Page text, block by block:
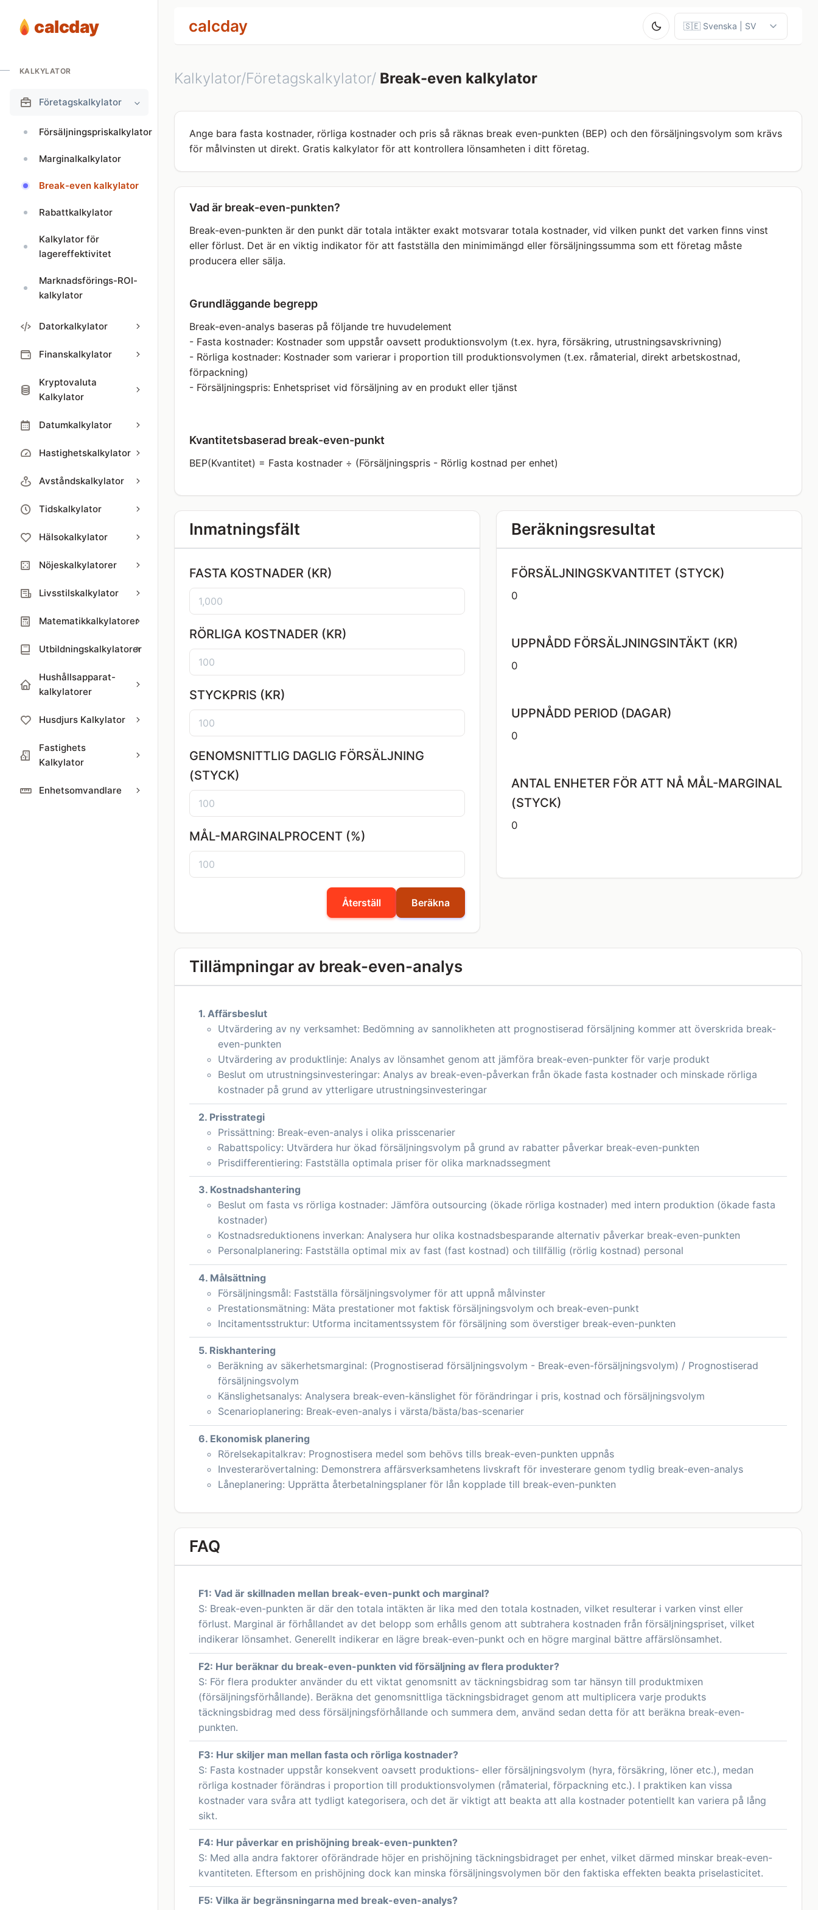
calcday
KALKYLATOR
Företagskalkylator
Försäljningspriskalkylator
Marginalkalkylator
Break-even kalkylator
Rabattkalkylator
Kalkylator för
lagereffektivitet
Marknadsförings-ROI-
kalkylator
Datorkalkylator
Finanskalkylator
Kryptovaluta
Kalkylator
Datumkalkylator
Hastighetskalkylator
Avståndskalkylator
Tidskalkylator
Hälsokalkylator
Nöjeskalkylatorer
Livsstilskalkylator
Matematikkalkylatorer
Utbildningskalkylatorer
Hushållsapparat-
kalkylatorer
Husdjurs Kalkylator
Fastighets
Kalkylator
Enhetsomvandlare
calcday
Kalkylator/Företagskalkylator/ Break-even kalkylator
Ange bara fasta kostnader, rörliga kostnader och pris så räknas break even-punkten (BEP) och den försäljningsvolym som krävs
för målvinsten ut direkt. Gratis kalkylator för att kontrollera lönsamheten i ditt företag.
Vad är break-even-punkten?
Break-even-punkten är den punkt där totala intäkter exakt motsvarar totala kostnader, vid vilken punkt det varken finns vinst
eller förlust. Det är en viktig indikator för att fastställa den minimimängd eller försäljningssumma som ett företag måste
producera eller sälja.
Grundläggande begrepp
Break-even-analys baseras på följande tre huvudelement
- Fasta kostnader: Kostnader som uppstår oavsett produktionsvolym (t.ex. hyra, försäkring, utrustningsavskrivning)
- Rörliga kostnader: Kostnader som varierar i proportion till produktionsvolymen (t.ex. råmaterial, direkt arbetskostnad,
förpackning)
- Försäljningspris: Enhetspriset vid försäljning av en produkt eller tjänst
Kvantitetsbaserad break-even-punkt
BEP(Kvantitet) = Fasta kostnader ÷ (Försäljningspris - Rörlig kostnad per enhet)
Inmatningsfält
FASTA KOSTNADER (KR)
RÖRLIGA KOSTNADER (KR)
STYCKPRIS (KR)
GENOMSNITTLIG DAGLIG FÖRSÄLJNING
(STYCK)
MÅL-MARGINALPROCENT (%)
Återställ Beräkna
Beräkningsresultat
FÖRSÄLJNINGSKVANTITET (STYCK)
0
UPPNÅDD FÖRSÄLJNINGSINTÄKT (KR)
0
UPPNÅDD PERIOD (DAGAR)
0
ANTAL ENHETER FÖR ATT NÅ MÅL-MARGINAL
(STYCK)
0
Tillämpningar av break-even-analys
1. Affärsbeslut
Utvärdering av ny verksamhet: Bedömning av sannolikheten att prognostiserad försäljning kommer att överskrida break-
even-punkten
Utvärdering av produktlinje: Analys av lönsamhet genom att jämföra break-even-punkter för varje produkt
Beslut om utrustningsinvesteringar: Analys av break-even-påverkan från ökade fasta kostnader och minskade rörliga
kostnader på grund av ytterligare utrustningsinvesteringar
2. Prisstrategi
Prissättning: Break-even-analys i olika prisscenarier
Rabattspolicy: Utvärdera hur ökad försäljningsvolym på grund av rabatter påverkar break-even-punkten
Prisdifferentiering: Fastställa optimala priser för olika marknadssegment
3. Kostnadshantering
Beslut om fasta vs rörliga kostnader: Jämföra outsourcing (ökade rörliga kostnader) med intern produktion (ökade fasta
kostnader)
Kostnadsreduktionens inverkan: Analysera hur olika kostnadsbesparande alternativ påverkar break-even-punkten
Personalplanering: Fastställa optimal mix av fast (fast kostnad) och tillfällig (rörlig kostnad) personal
4. Målsättning
Försäljningsmål: Fastställa försäljningsvolymer för att uppnå målvinster
Prestationsmätning: Mäta prestationer mot faktisk försäljningsvolym och break-even-punkt
Incitamentsstruktur: Utforma incitamentssystem för försäljning som överstiger break-even-punkten
5. Riskhantering
Beräkning av säkerhetsmarginal: (Prognostiserad försäljningsvolym - Break-even-försäljningsvolym) / Prognostiserad
försäljningsvolym
Känslighetsanalys: Analysera break-even-känslighet för förändringar i pris, kostnad och försäljningsvolym
Scenarioplanering: Break-even-analys i värsta/bästa/bas-scenarier
6. Ekonomisk planering
Rörelsekapitalkrav: Prognostisera medel som behövs tills break-even-punkten uppnås
Investerarövertalning: Demonstrera affärsverksamhetens livskraft för investerare genom tydlig break-even-analys
Låneplanering: Upprätta återbetalningsplaner för lån kopplade till break-even-punkten
FAQ
F1: Vad är skillnaden mellan break-even-punkt och marginal?
S: Break-even-punkten är där den totala intäkten är lika med den totala kostnaden, vilket resulterar i varken vinst eller
förlust. Marginal är förhållandet av det belopp som erhålls genom att subtrahera kostnaden från försäljningspriset, vilket
indikerar lönsamhet. Generellt indikerar en lägre break-even-punkt och en högre marginal bättre affärslönsamhet.
F2: Hur beräknar du break-even-punkten vid försäljning av flera produkter?
S: För flera produkter använder du ett viktat genomsnitt av täckningsbidrag som tar hänsyn till produktmixen
(försäljningsförhållande). Beräkna det genomsnittliga täckningsbidraget genom att multiplicera varje produkts
täckningsbidrag med dess försäljningsförhållande och summera dem, använd sedan detta för att beräkna break-even-
punkten.
F3: Hur skiljer man mellan fasta och rörliga kostnader?
S: Fasta kostnader uppstår konsekvent oavsett produktions- eller försäljningsvolym (hyra, försäkring, löner etc.), medan
rörliga kostnader förändras i proportion till produktionsvolymen (råmaterial, förpackning etc.). I praktiken kan vissa
kostnader vara svåra att tydligt kategorisera, och det är viktigt att beakta att alla kostnader potentiellt kan variera på lång
sikt.
F4: Hur påverkar en prishöjning break-even-punkten?
S: Med alla andra faktorer oförändrade höjer en prishöjning täckningsbidraget per enhet, vilket därmed minskar break-even-
kvantiteten. Eftersom en prishöjning dock kan minska försäljningsvolymen bör den faktiska effekten beakta priselasticitet.
F5: Vilka är begränsningarna med break-even-analys?